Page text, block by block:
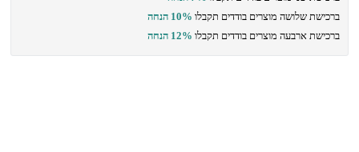
ברכישת שלושה מוצרים בודדים תקבלו 10% הנחה
ברכישת ארבעה מוצרים בודדים תקבלו 12% הנחה